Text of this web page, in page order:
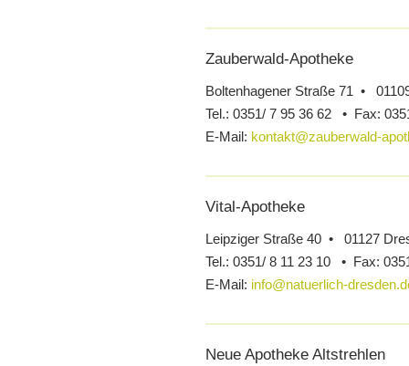
Zauberwald-Apotheke
Boltenhagener Straße 71 •
Tel.: 0351/ 7 95 36 62 • Fax:
E-Mail: kontakt@zauberwald-
Vital-Apotheke
Leipziger Straße 40 • 01127
Tel.: 0351/ 8 11 23 10 • Fax:
E-Mail: info@natuerlich-
Neue Apotheke Altstrehlen